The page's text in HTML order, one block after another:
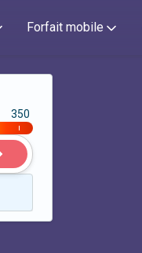
Forfait mobile
|
350